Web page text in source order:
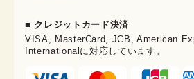
■ クレジットカード決済
VISA, MasterCard, JCB, American
Internationalに対応しています。